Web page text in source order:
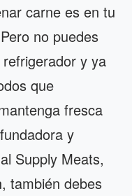
carne es en tu
no puedes
y ya
que
fresca
y
Supply Meats,
también debes